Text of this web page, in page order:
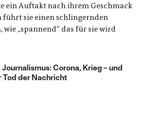
ein Auftakt nach ihrem Geschmack
führt sie einen schlingernden
wie „spannend“ das für sie wird
Journalismus: Corona, Krieg – und
Tod der Nachricht